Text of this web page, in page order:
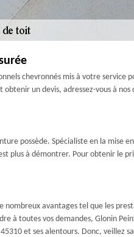
chevronnés mis à votre service
un devis, adressez-vous à
possède. Spécialiste en la mise
plus à démontrer. Pour obtenir le
avantages tel que les
à toutes vos demandes, Glonin
et ses alentours. Donc, veillez